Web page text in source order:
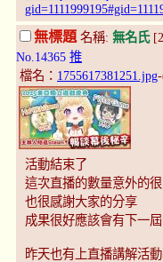
無標題 名稱: 無名氏
No.14365 推
檔名： 1755617381251.jpg
活動結束了
這次直播的數量意外的
也很感謝大家的分享
成果很好應該會有下一
昨天也有上直播講解活